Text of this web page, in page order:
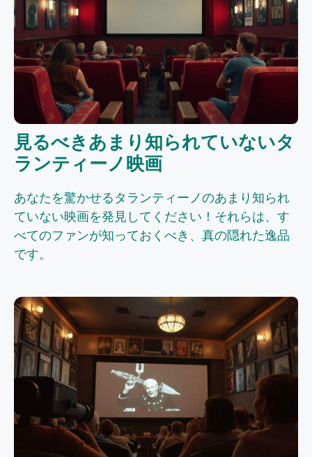
見るべきあまり知られていないタ
ランティーノ映画
あなたを驚かせるタランティーノのあまり知られ
ていない映画を発見してください！それらは、す
べてのファンが知っておくべき、真の隠れた逸品
です。